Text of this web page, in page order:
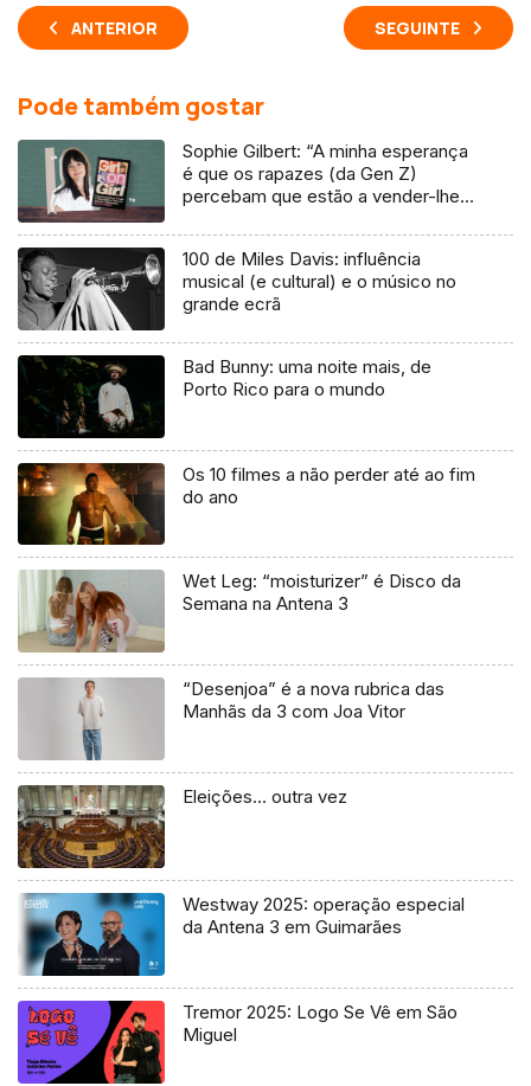
ANTERIOR SEGUINTE
Pode também gostar
Sophie Gilbert: “A minha esperança
é que os rapazes (da Gen Z)
percebam que estão a vender-lhes
100 de Miles Davis: influência
musical (e cultural) e o músico no
grande ecrã
Bad Bunny: uma noite mais, de
Porto Rico para o mundo
Os 10 filmes a não perder até ao fim
do ano
Wet Leg: “moisturizer” é Disco da
Semana na Antena 3
“Desenjoa” é a nova rubrica das
Manhãs da 3 com Joa Vitor
Eleições… outra vez
Westway 2025: operação especial
da Antena 3 em Guimarães
Tremor 2025: Logo Se Vê em São
Miguel